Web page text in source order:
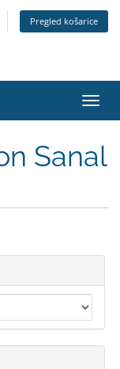
Pregled košarice
Sanal